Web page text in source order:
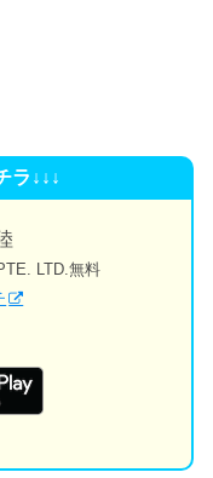
ラ↓↓↓
LTD.無料